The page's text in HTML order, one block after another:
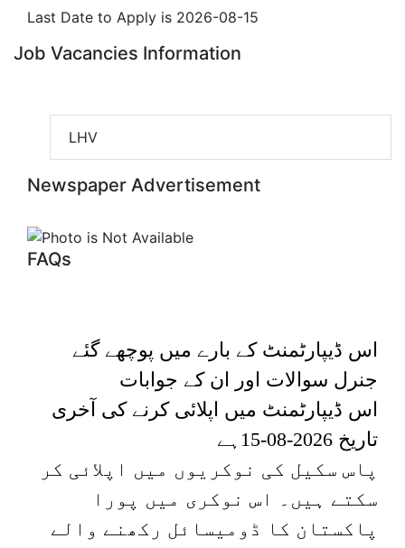
Last Date to Apply is 2026-08-15
Job Vacancies Information
LHV
Newspaper Advertisement
FAQs
اس ڈیپارٹمنٹ کے بارے میں پوچھے گئے
جنرل سوالات اور ان کے جوابات
اس ڈیپارٹمنٹ میں اپلائی کرنے کی آخری
تاریخ 2026-08-15
ہے
پاس سکیل کی نوکریوں میں اپلائی کر
سکتے ہیں۔
اس نوکری میں پورا
پاکستان کا ڈومیسائل رکھنے والے